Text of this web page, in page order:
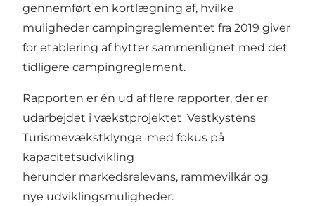
gennemført en kortlægning af, hvilke
muligheder campingreglementet fra 2019 giver
for etablering af hytter sammenlignet med det
tidligere campingreglement.
Rapporten er én ud af flere rapporter, der er
udarbejdet i vækstprojektet 'Vestkystens
Turismevækstklynge' med fokus på
kapacitetsudvikling
herunder markedsrelevans, rammevilkår og
nye udviklingsmuligheder.